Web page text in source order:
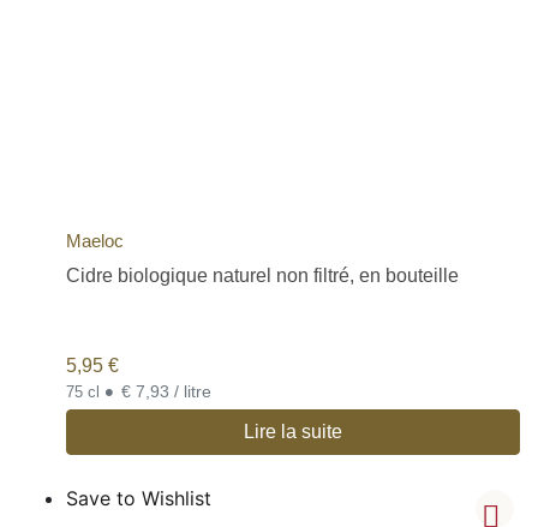
Maeloc
Cidre biologique naturel non filtré, en bouteille
5,95 €
75 cl • € 7,93 / litre
Lire la suite
Save to Wishlist